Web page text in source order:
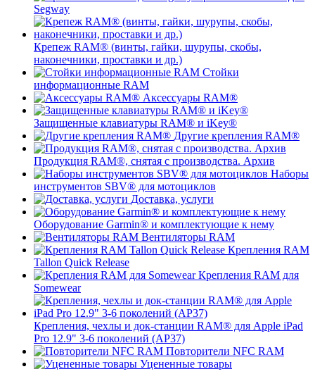
Segway
Крепеж RAM® (винты, гайки, шурупы, скобы,
наконечники, проставки и др.)
Стойки
информационные RAM
Аксессуары RAM®
Защищенные клавиатуры RAM® и iKey®
Другие крепления RAM®
Продукция RAM®, снятая с производства. Архив
Наборы
инструментов SBV® для мотоциклов
Доставка, услуги
Оборудование Garmin® и комплектующие к нему
Вентиляторы RAM
Крепления RAM
Tallon Quick Release
Крепления RAM для
Somewear
Крепления, чехлы и док-станции RAM® для Apple iPad
Pro 12.9" 3-6 поколений (AP37)
Повторители NFC RAM
Уцененные товары